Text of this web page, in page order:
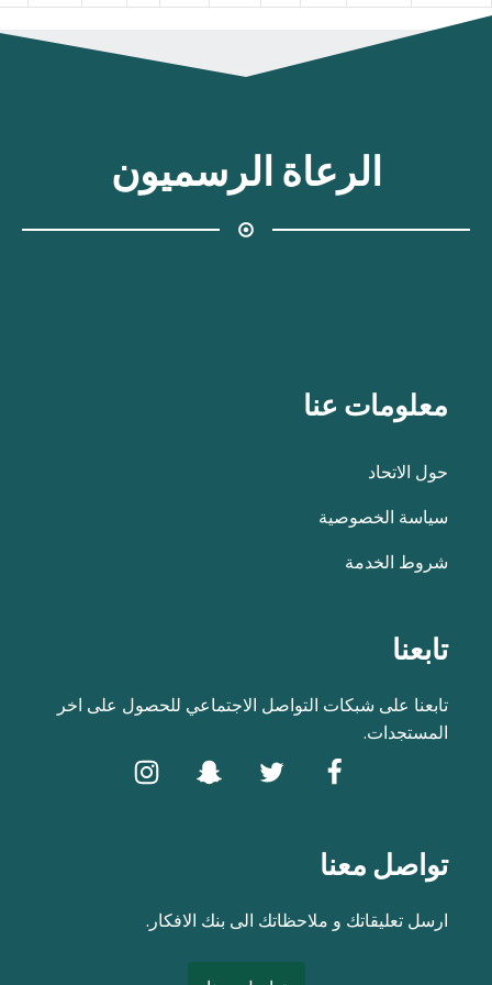
الرعاة الرسميون
معلومات عنا
حول الاتحاد
سياسة الخصوصية
شروط الخدمة
تابعنا
تابعنا على شبكات التواصل الاجتماعي للحصول على اخر
المستجدات.
تواصل معنا
ارسل تعليقاتك و ملاحظاتك الى بنك الافكار.